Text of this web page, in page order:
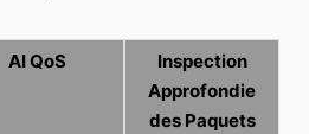
AI QoS
Inspection
Approfondie
des Paquets